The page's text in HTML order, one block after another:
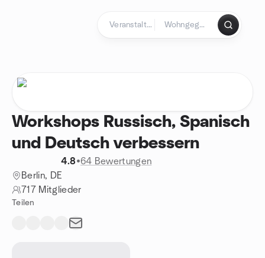
Workshops Russisch, Spanisch
und Deutsch verbessern
4.8•64 Bewertungen
Berlin, DE
717 Mitglieder
Teilen